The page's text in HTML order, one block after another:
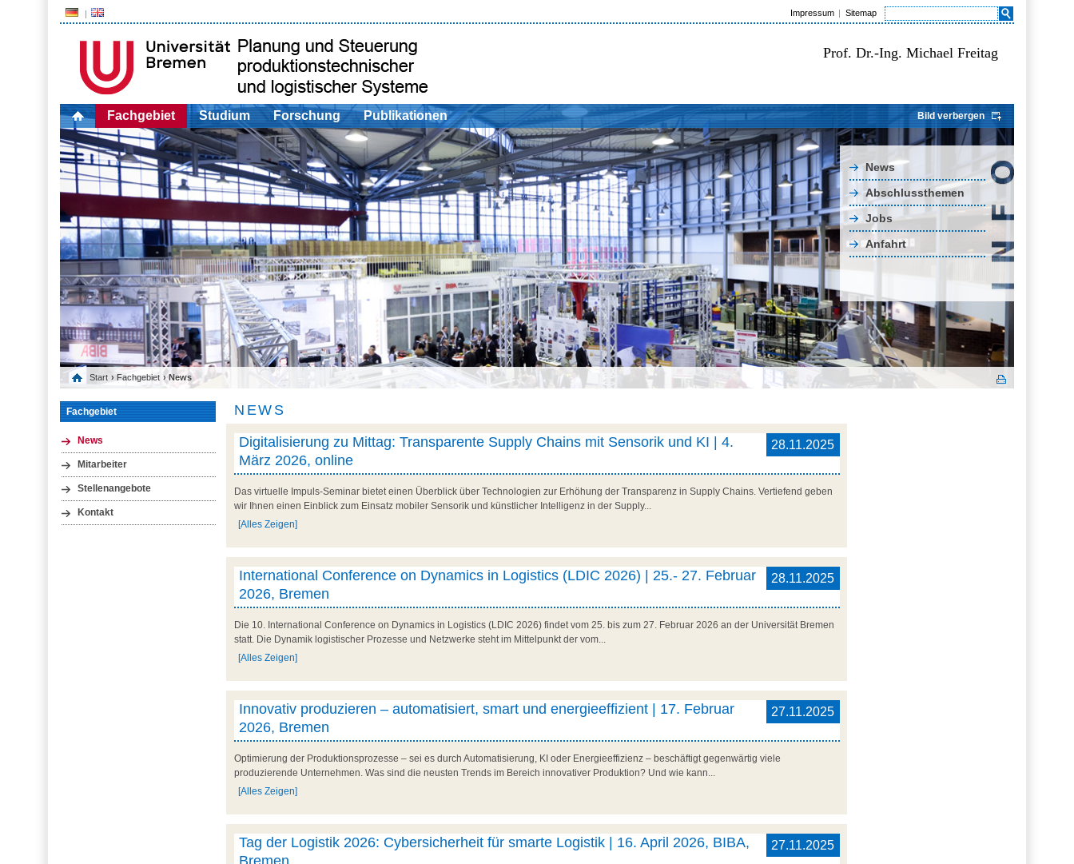
Impressum Sitemap
Prof. Dr.-Ing. Michael Freitag
Fachgebiet Studium Forschung Publikationen Bild verbergen
News
Abschlussthemen
Jobs
Anfahrt
Start › Fachgebiet › News
Fachgebiet
News
Mitarbeiter
Stellenangebote
Kontakt
NEWS
28.11.2025
Digitalisierung zu Mittag: Transparente Supply Chains mit Sensorik und KI | 4.
März 2026, online
Das virtuelle Impuls-Seminar bietet einen Überblick über Technologien zur Erhöhung der Transparenz in Supply Chains. Vertiefend geben
wir Ihnen einen Einblick zum Einsatz mobiler Sensorik und künstlicher Intelligenz in der Supply...
[Alles Zeigen]
28.11.2025
International Conference on Dynamics in Logistics (LDIC 2026) | 25.- 27. Februar
2026, Bremen
Die 10. International Conference on Dynamics in Logistics (LDIC 2026) findet vom 25. bis zum 27. Februar 2026 an der Universität Bremen
statt. Die Dynamik logistischer Prozesse und Netzwerke steht im Mittelpunkt der vom...
[Alles Zeigen]
27.11.2025
Innovativ produzieren – automatisiert, smart und energieeffizient | 17. Februar
2026, Bremen
Optimierung der Produktionsprozesse – sei es durch Automatisierung, KI oder Energieeffizienz – beschäftigt gegenwärtig viele
produzierende Unternehmen. Was sind die neusten Trends im Bereich innovativer Produktion? Und wie kann...
[Alles Zeigen]
27.11.2025
Tag der Logistik 2026: Cybersicherheit für smarte Logistik | 16. April 2026, BIBA,
Bremen